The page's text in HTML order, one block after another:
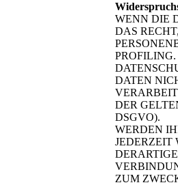
WENN DIE
DAS
DATEN
DER
DSGVO).
WERDEN
JEDERZEIT
ZUM